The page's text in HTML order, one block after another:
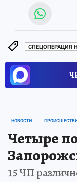
СПЕЦОПЕРАЦИЯ
НОВОСТИ
Четыре
15 ЧП